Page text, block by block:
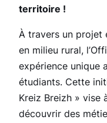
territoire !
À travers un projet
en milieu rural,
expérience unique
étudiants. Cette
Kreiz Breizh » vise
découvrir des